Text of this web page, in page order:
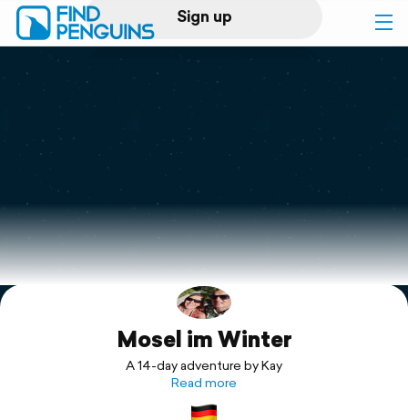
Sign up
Log in
Print a book
Flyover video
Explore
SupportMosel im Winter
A 14-day adventure by Kay
Read more